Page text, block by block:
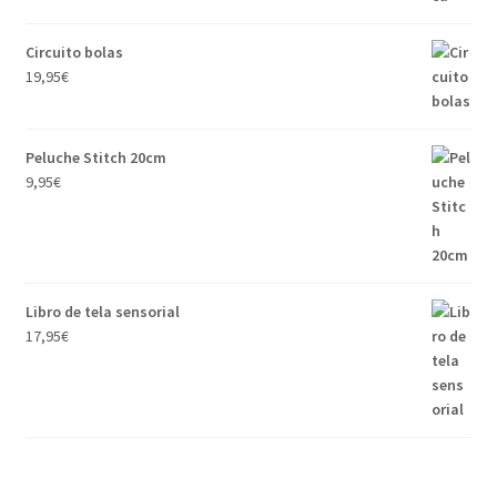
Circuito bolas
19,95€
Peluche Stitch 20cm
9,95€
Libro de tela sensorial
17,95€